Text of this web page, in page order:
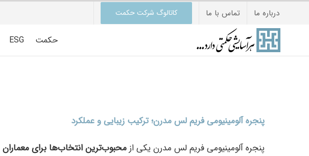
درباره ما تماس با ما کاتالوگ شرکت حکمت
حکمت ESG
پنجره آلومینیومی فریم لس مدرن؛ ترکیب زیبایی و عملکرد
پنجره آلومینیومی فریم لس مدرن یکی ازمحبوب‌ترین انتخاب‌ها برای معماران